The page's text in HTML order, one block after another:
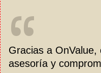
“
Gracias a
asesoría y